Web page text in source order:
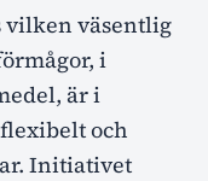
vilken väsentlig
i
är i
och
Initiativet